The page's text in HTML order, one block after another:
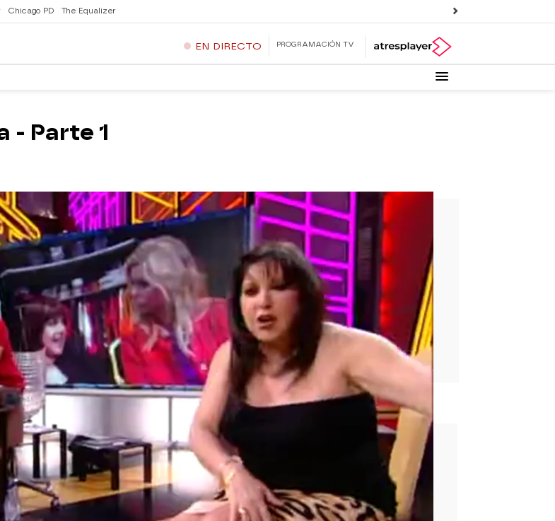
Chicago PD The Equalizer
EN DIRECTO PROGRAMACIÓN TV
- Parte 1
WhatsappFacebook
X Flipboard